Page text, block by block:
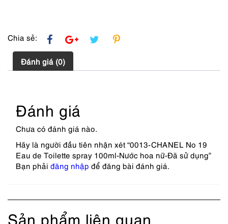
số
Chia sẻ:
Đánh giá (0)
Đánh giá
Chưa có đánh giá nào.
Hãy là người đầu tiên nhận xét “0013-CHANEL No 19
Eau de Toilette spray 100ml-Nước hoa nữ-Đã sử dụng”
Bạn phải đăng nhập để đăng bài đánh giá.
Sản phẩm liên quan